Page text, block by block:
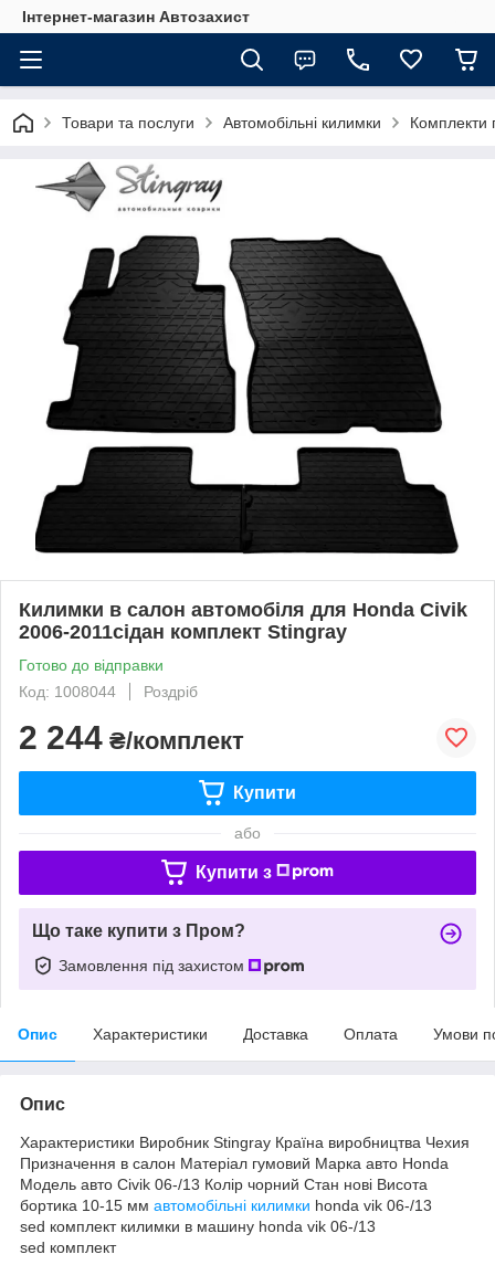
Інтернет-магазин Автозахист
Товари та послуги Автомобільні килимки Комплекти
Килимки в салон автомобіля для Honda Civik
2006-2011сідан комплект Stingray
Готово до відправки
Код: 1008044
Роздріб
2 244 ₴/комплект
Купити
або
Купити з
Що таке купити з Пром?
Замовлення під захистом
Опис Характеристики Доставка Оплата Умови
Опис
Характеристики Виробник Stingray Країна виробництва Чехия
Призначення в салон Матеріал гумовий Марка авто Honda
Модель авто Civik 06-/13 Колір чорний Стан нові Висота
бортика 10-15 мм автомобільні килимки honda vik 06-/13
sed комплект килимки в машину honda vik 06-/13
sed комплект